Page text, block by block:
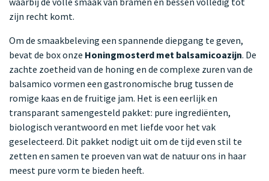
zijn recht komt.
Om de smaakbeleving een spannende diepgang te geven,
bevat de box onze Honingmosterd met balsamicoazijn. De
zachte zoetheid van de honing en de complexe zuren van de
balsamico vormen een gastronomische brug tussen de
romige kaas en de fruitige jam. Het is een eerlijk en
transparant samengesteld pakket: pure ingrediënten,
biologisch verantwoord en met liefde voor het vak
geselecteerd. Dit pakket nodigt uit om de tijd even stil te
zetten en samen te proeven van wat de natuur ons in haar
meest pure vorm te bieden heeft.